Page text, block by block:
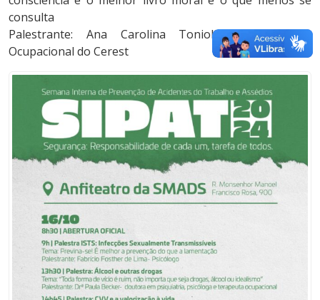
consulta
Palestrante: Ana Carolina Toniolo – Terapeuta
Ocupacional do Cerest